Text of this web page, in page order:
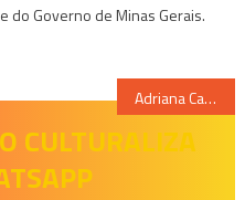
do Governo de Minas Gerais.
Adriana Calcanhotto abre programação do SESI Multilinguagens em Belo Horizonte
CULTURALIZA